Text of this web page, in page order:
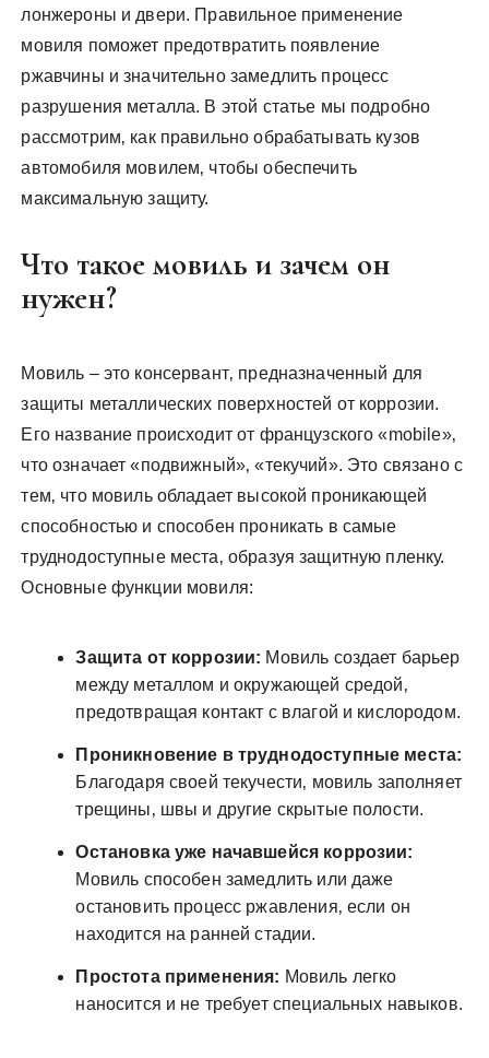
лонжероны и двери. Правильное применение
мовиля поможет предотвратить появление
ржавчины и значительно замедлить процесс
разрушения металла. В этой статье мы подробно
рассмотрим‚ как правильно обрабатывать кузов
автомобиля мовилем‚ чтобы обеспечить
максимальную защиту.
Что такое мовиль и зачем он
нужен?
Мовиль – это консервант‚ предназначенный для
защиты металлических поверхностей от коррозии.
Его название происходит от французского «mobile»‚
что означает «подвижный»‚ «текучий». Это связано с
тем‚ что мовиль обладает высокой проникающей
способностью и способен проникать в самые
труднодоступные места‚ образуя защитную пленку.
Основные функции мовиля:
Защита от коррозии: Мовиль создает барьер
между металлом и окружающей средой‚
предотвращая контакт с влагой и кислородом.
Проникновение в труднодоступные места:
Благодаря своей текучести‚ мовиль заполняет
трещины‚ швы и другие скрытые полости.
Остановка уже начавшейся коррозии:
Мовиль способен замедлить или даже
остановить процесс ржавления‚ если он
находится на ранней стадии.
Простота применения: Мовиль легко
наносится и не требует специальных навыков.